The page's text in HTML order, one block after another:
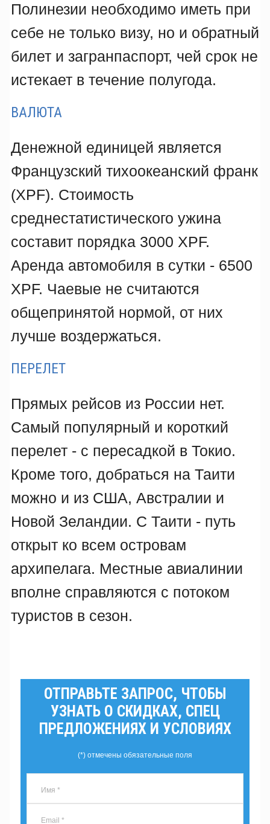
Полинезии необходимо иметь при
себе не только визу, но и обратный
билет и загранпаспорт, чей срок не
истекает в течение полугода.
ВАЛЮТА
Денежной единицей является
Французский тихоокеанский франк
(XPF). Стоимость
среднестатистического ужина
составит порядка 3000 XPF.
Аренда автомобиля в сутки - 6500
XPF. Чаевые не считаются
общепринятой нормой, от них
лучше воздержаться.
ПЕРЕЛЕТ
Прямых рейсов из России нет.
Самый популярный и короткий
перелет - с пересадкой в Токио.
Кроме того, добраться на Таити
можно и из США, Австралии и
Новой Зеландии. С Таити - путь
открыт ко всем островам
архипелага. Местные авиалинии
вполне справляются с потоком
туристов в сезон.
ОТПРАВЬТЕ ЗАПРОС, ЧТОБЫ
УЗНАТЬ О СКИДКАХ, СПЕЦ
ПРЕДЛОЖЕНИЯХ И УСЛОВИЯХ
(*) отмечены обязательные поля